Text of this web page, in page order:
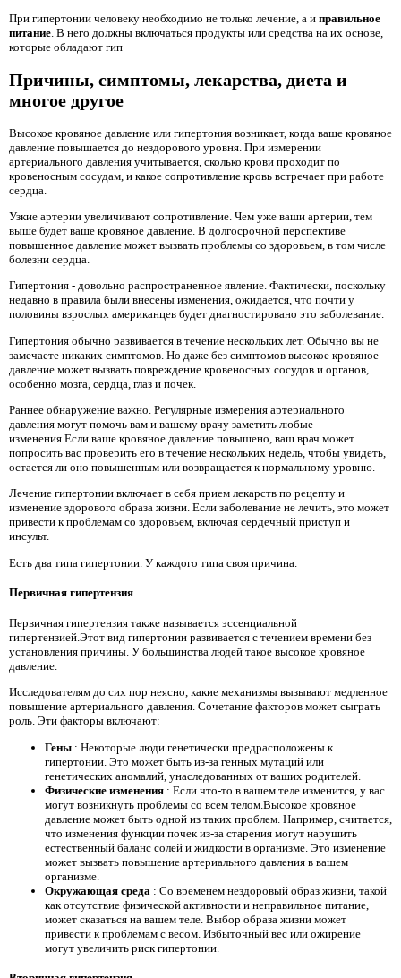
При гипертонии человеку необходимо не только лечение, а и правильное
питание. В него должны включаться продукты или средства на их основе,
которые обладают гип
Причины, симптомы, лекарства, диета и
многое другое
Высокое кровяное давление или гипертония возникает, когда ваше кровяное
давление повышается до нездорового уровня. При измерении
артериального давления учитывается, сколько крови проходит по
кровеносным сосудам, и какое сопротивление кровь встречает при работе
сердца.
Узкие артерии увеличивают сопротивление. Чем уже ваши артерии, тем
выше будет ваше кровяное давление. В долгосрочной перспективе
повышенное давление может вызвать проблемы со здоровьем, в том числе
болезни сердца.
Гипертония - довольно распространенное явление. Фактически, поскольку
недавно в правила были внесены изменения, ожидается, что почти у
половины взрослых американцев будет диагностировано это заболевание.
Гипертония обычно развивается в течение нескольких лет. Обычно вы не
замечаете никаких симптомов. Но даже без симптомов высокое кровяное
давление может вызвать повреждение кровеносных сосудов и органов,
особенно мозга, сердца, глаз и почек.
Раннее обнаружение важно. Регулярные измерения артериального
давления могут помочь вам и вашему врачу заметить любые
изменения.Если ваше кровяное давление повышено, ваш врач может
попросить вас проверить его в течение нескольких недель, чтобы увидеть,
остается ли оно повышенным или возвращается к нормальному уровню.
Лечение гипертонии включает в себя прием лекарств по рецепту и
изменение здорового образа жизни. Если заболевание не лечить, это может
привести к проблемам со здоровьем, включая сердечный приступ и
инсульт.
Есть два типа гипертонии. У каждого типа своя причина.
Первичная гипертензия
Первичная гипертензия также называется эссенциальной
гипертензией.Этот вид гипертонии развивается с течением времени без
установления причины. У большинства людей такое высокое кровяное
давление.
Исследователям до сих пор неясно, какие механизмы вызывают медленное
повышение артериального давления. Сочетание факторов может сыграть
роль. Эти факторы включают:
Гены : Некоторые люди генетически предрасположены к
гипертонии. Это может быть из-за генных мутаций или
генетических аномалий, унаследованных от ваших родителей.
Физические изменения : Если что-то в вашем теле изменится, у вас
могут возникнуть проблемы со всем телом.Высокое кровяное
давление может быть одной из таких проблем. Например, считается,
что изменения функции почек из-за старения могут нарушить
естественный баланс солей и жидкости в организме. Это изменение
может вызвать повышение артериального давления в вашем
организме.
Окружающая среда : Со временем нездоровый образ жизни, такой
как отсутствие физической активности и неправильное питание,
может сказаться на вашем теле. Выбор образа жизни может
привести к проблемам с весом. Избыточный вес или ожирение
могут увеличить риск гипертонии.